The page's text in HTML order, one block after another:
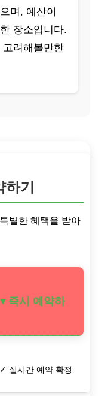
며, 예산이
장소입니다.
려해볼만한
기
별한 혜택을 받아
즉시 예약하
실시간 예약 확정